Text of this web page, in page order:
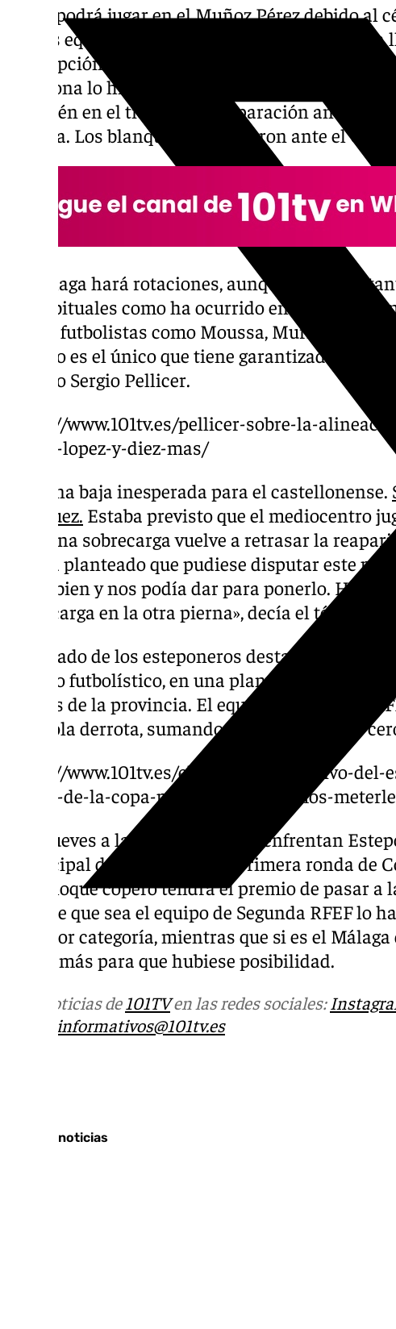
No se podrá jugar en el Muñoz Pérez debido al
ambos equipos deberán cruzar la frontera para
Concepción. Ambos equipos han pisado ese
Estepona lo hizo al visitar a la Balompédica
También en el tiempo de preparación antes de
Málaga. Los blanquiazules jugaron ante el
El Málaga hará rotaciones, aunque no habrá
no habituales como ha ocurrido en otras
varios futbolistas como Moussa, Murillo o el
portero es el único que tiene garantizada su
técnico Sergio Pellicer.
https://www.101tv.es/pellicer-sobre-la-
carlos-lopez-y-diez-mas/
Hay una baja inesperada para el castellonense.
Enríquez. Estaba previsto que el mediocentro
pero una sobrecarga vuelve a retrasar la
«Tenía planteado que pudiese disputar este
venía bien y nos podía dar para ponerlo. Ha
sobrecarga en la otra pierna», decía el técnico
En el lado de los esteponeros destaca el
pasado futbolístico, en una plantilla que reúne
puntos de la provincia. El equipo de Segunda
una sola derrota, sumando cinco porterías a
https://www.101tv.es/el-director-deportivo-
previa-de-la-copa-por-que-no-podemos-
Este jueves a las 21:00 horas se enfrentan
Municipal de La Línea en la primera ronda de
del choque copero tendrá el premio de pasar a
caso de que sea el equipo de Segunda RFEF lo
superior categoría, mientras que si es el
ronda más para que hubiese posibilidad.
Más noticias de 101TVen las redes sociales:
informativos@101tv.es
Últimas noticias